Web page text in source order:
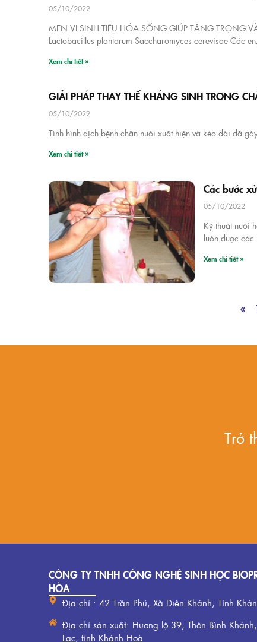
05/10/2022
MEN VI SINH TIÊU HÓA SỐNG GIÚP TĂNG TRỌNG
Lactobacillus plantarum Saccharomyces cerevisae Các
Xem chi tiết »
GIẢI PHÁP THAY THẾ KHÁNG SINH TRONG
05/10/2022
Tình hình dịch bệnh chăn nuôi xuất hiện và kéo dài đã
Xem chi tiết »
Các bước
05/10/2022
Kỹ thuật nuôi
luôn được
Xem chi tiết »
«
Trở
CÔNG TY TNHH CÔNG NGHỆ SINH HỌC
HÒA
Địa chỉ : 42 Trần Phú, Xã Diên Khánh, Tỉnh
Địa chỉ sản xuất: Hương lộ 39, Thôn Bình
Lạc, tỉnh Khánh Hoà